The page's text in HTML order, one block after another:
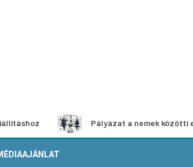
Pályázat a nemek közötti